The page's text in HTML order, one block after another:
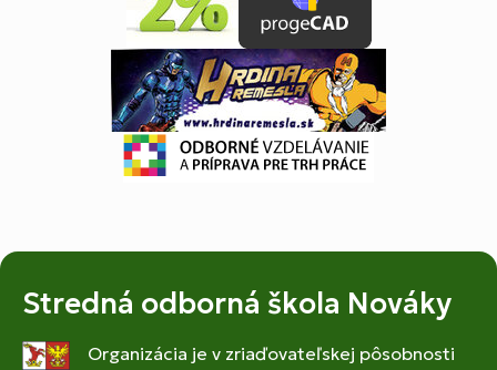
Stredná odborná škola Nováky
Organizácia je v zriaďovateľskej pôsobnosti